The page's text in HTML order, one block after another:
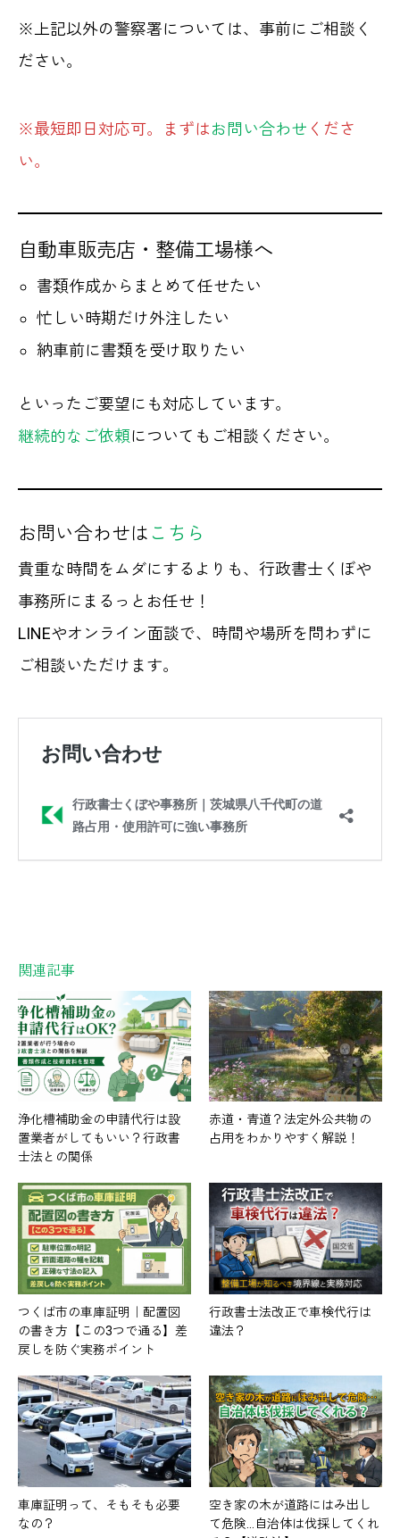
※上記以外の警察署については、事前にご相談く
ださい。
※最短即日対応可。まずはお問い合わせ くださ
い。
自動車販売店・整備工場様へ
書類作成からまとめて任せたい
忙しい時期だけ外注したい
納車前に書類を受け取りたい
といったご要望にも対応しています。
継続的なご依頼についてもご相談ください。
お問い合わせは こちら
貴重な時間をムダにするよりも、行政書士くぼや
事務所にまるっとお任せ！
LINEやオンライン面談で、時間や場所を問わずに
ご相談いただけます。
関連記事
浄化槽補助金の申請代行は設
置業者がしてもいい？行政書
士法との関係
赤道・青道？法定外公共物の
占用をわかりやすく解説！
つくば市の車庫証明｜配置図
の書き方【この3つで通る】差
戻しを防ぐ実務ポイント
行政書士法改正で車検代行は
違法？
車庫証明って、そもそも必要
なの？
空き家の木が道路にはみ出し
て危険…自治体は伐採してくれ